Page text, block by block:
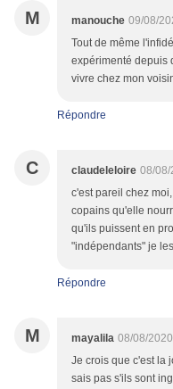
M manouche 09/08/
Tout de même
expérimenté depuis
vivre chez mon
Répondre
C claudeleloire 08/08/
c'est pareil chez
copains qu'elle
qu'ils puissent en
"indépendants" je
Répondre
M mayalila 08/08/
Je crois que c'est la
sais pas s'ils sont